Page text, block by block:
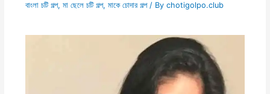
বাংলা চটি গল্প, মা ছেলে চটি গল্প, মাকে চোদার গল্প/ By chotigolpo.club